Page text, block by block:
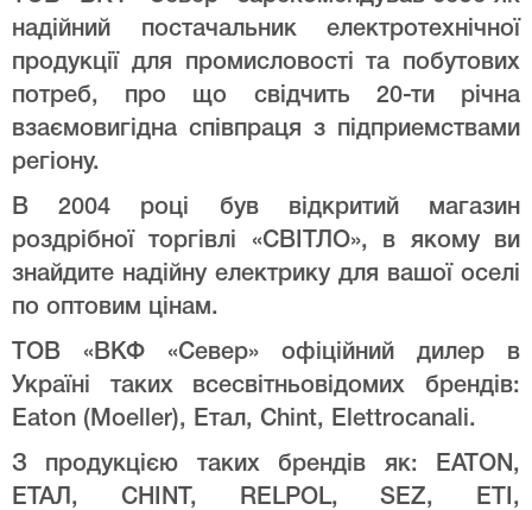
надійний постачальник електротехнічної
продукції для промисловості та побутових
потреб, про що свідчить 20-ти річна
взаємовигідна співпраця з підприемствами
регіону.
В 2004 році був відкритий магазин
роздрібної торгівлі «СВІТЛО», в якому ви
знайдите надійну електрику для вашої оселі
по оптовим цінам.
ТОВ «ВКФ «Север» офіційний дилер в
Україні таких всесвітньовідомих брендів:
Eaton (Moeller), Етал, Chint, Elettrocanali.
З продукцією таких брендів як: EATON,
ЕТАЛ, CHINT, RELPOL, SEZ, ETI,